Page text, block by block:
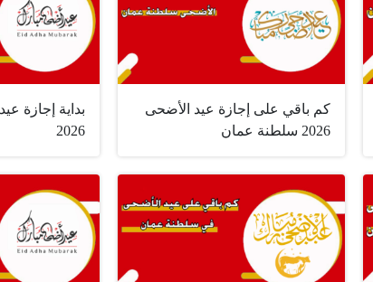
كم باقي على إجازة عيد الأضحى
2026 سلطنة عمان
بداية إجازة
2026